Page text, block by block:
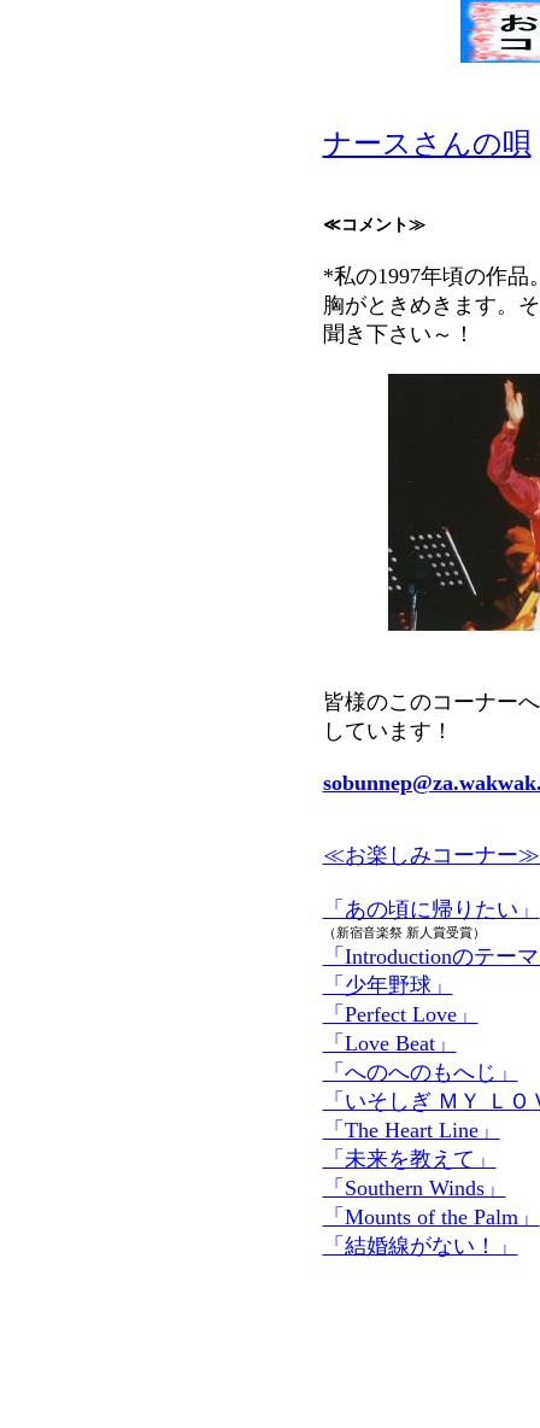
ナースさんの唄
≪コメント≫
*私の1997年頃の作品
胸がときめきます。
聞き下さい～！
皆様のこのコーナー
しています！
≪お楽しみコーナー≫
「あの頃に帰りたい」
（新宿音楽祭 新人賞受賞）
「Introductionのテー
「少年野球」
「Perfect Love」
「Love Beat」
「へのへのもへじ」
「いそしぎ ＭＹ ＬＯ
「The Heart Line」
「未来を教えて」
「Southern Winds」
「Mounts of the Palm」
「結婚線がない！」